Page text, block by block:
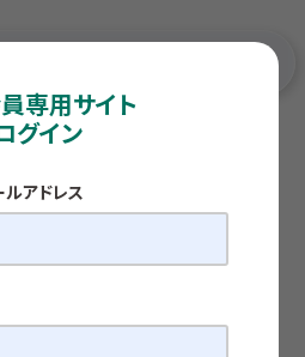
専用サイト
グイン
アドレス
」引き上げの影響調査 ～「働き控え」は解消へ
～